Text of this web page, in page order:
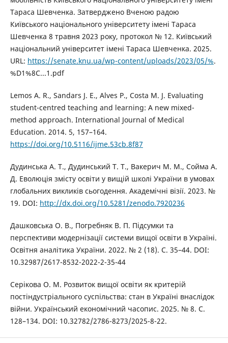
Тараса Шевченка. Затверджено Вченою радою
Київського національного університету імені Тараса
Шевченка 8 травня 2023 року, протокол № 12. Київський
національний університет імені Тараса Шевченка. 2025.
URL: https://senate.knu.ua/wp-content/uploads/2023/05/%.
%D1%8C...1.pdf
Lemos A. R., Sandars J. E., Alves P., Costa M. J. Evaluating
student-centred teaching and learning: A new mixed-
method approach. International Journal of Medical
Education. 2014. 5, 157–164.
https://doi.org/10.5116/ijme.53cb.8f87
Дудинська А. Т., Дудинський Т. Т., Вакерич М. М., Сойма А.
Д. Еволюція змісту освіти у вищій школі України в умовах
глобальних викликів сьогодення. Академічні візії. 2023. №
19. DOI: http://dx.doi.org/10.5281/zenodo.7920236
Дашковська О. В., Погребняк В. П. Підсумки та
перспективи модернізації системи вищої освіти в Україні.
Освітня аналітика України. 2022. № 2 (18). С. 35–44. DOI:
10.32987/2617-8532-2022-2-35-44
Серікова О. М. Розвиток вищої освіти як критерій
постіндустріального суспільства: стан в Україні внаслідок
війни. Український економічний часопис. 2025. № 8. С.
128–134. DOI: 10.32782/2786-8273/2025-8-22.